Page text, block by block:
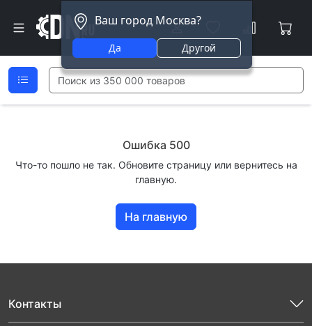
Ваш город Москва?
Да Другой
Ошибка 500
Что-то пошло не так. Обновите страницу или вернитесь на
главную.
На главную
Контакты